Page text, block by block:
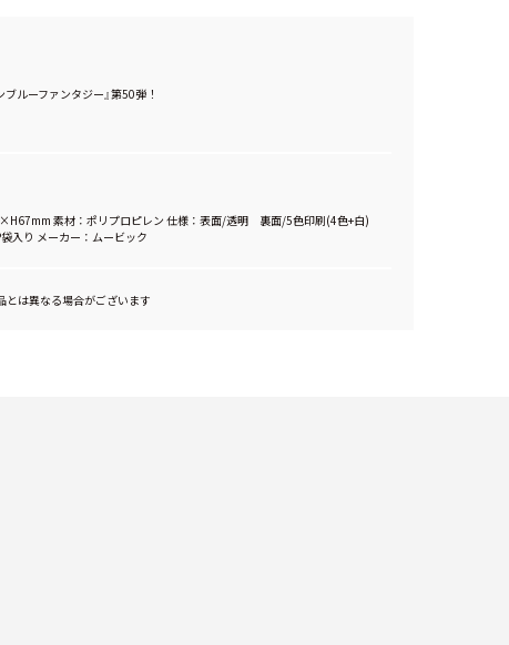
ルーファンタジー』第50弾！
素材：ポリプロピレン 仕様：表面/透明 裏面/5色印刷(4色+白)
り メーカー：ムービック
は異なる場合がございます